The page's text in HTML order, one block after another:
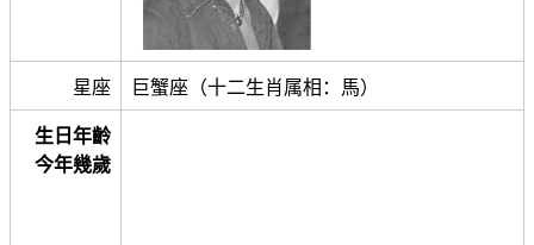
星座 巨蟹座（十二生肖属相：馬）
生日年齡
今年幾歲